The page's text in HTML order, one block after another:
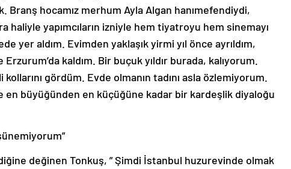
hocamız merhum Ayla Algan hanımefendiydi,
haliyle yapımcıların izniyle hem tiyatroyu hem sinemayı
yer aldım. Evimden yaklaşık yirmi yıl önce ayrıldım,
kaldım. Bir buçuk yıldır burada, kalıyorum.
gördüm. Evde olmanın tadını asla özlemiyorum.
en büyüğünden en küçüğüne kadar bir kardeşlik diyaloğu
değinen Tonkuş, ” Şimdi İstanbul huzurevinde olmak